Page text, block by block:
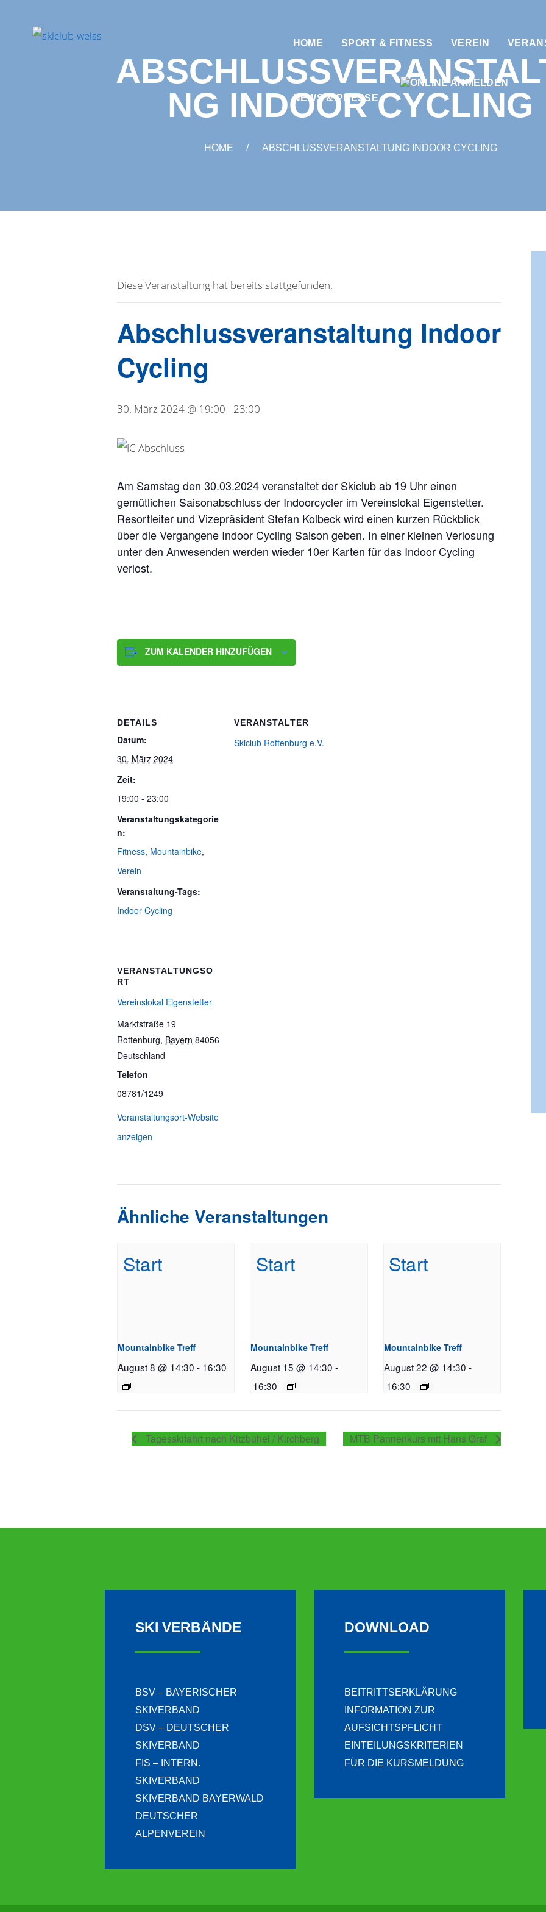
HOME SPORT & FITNESS VEREIN
NEWS & PRESSE
NG INDOOR CYCLING
HOME ABSCHLUSSVERANSTALTUNG INDOOR CYCLING
Diese Veranstaltung hat bereits stattgefunden.
Abschlussveranstaltung Indoor
Cycling
30. März 2024 @ 19:00 - 23:00
Am Samstag den 30.03.2024 veranstaltet der Skiclub ab 19 Uhr einen
gemütlichen Saisonabschluss der Indoorcycler im Vereinslokal Eigenstetter.
Resortleiter und Vizepräsident Stefan Kolbeck wird einen kurzen Rückblick
über die Vergangene Indoor Cycling Saison geben. In einer kleinen Verlosung
unter den Anwesenden werden wieder 10er Karten für das Indoor Cycling
verlost.
ZUM KALENDER HINZUFÜGEN
DETAILS
Datum:
30. März 2024
Zeit:
19:00 - 23:00
Veranstaltungskategorie
n:
Fitness, Mountainbike,
Verein
Veranstaltung-Tags:
Indoor Cycling
VERANSTALTER
Skiclub Rottenburg e.V.
VERANSTALTUNGSO
RT
Vereinslokal Eigenstetter
Marktstraße 19
Rottenburg, Bayern 84056
Deutschland
Telefon
08781/1249
Veranstaltungsort-Website
anzeigen
Ähnliche Veranstaltungen
Mountainbike Treff
August 8 @ 14:30 - 16:30
Mountainbike Treff
August 15 @ 14:30 -
16:30
Mountainbike Treff
August 22 @ 14:30 -
16:30
Tagesskifahrt nach Kitzbühel / Kirchberg MTB Pannenkurs mit Hans Graf
SKI VERBÄNDE
BSV – BAYERISCHER
SKIVERBAND
DSV – DEUTSCHER
SKIVERBAND
FIS – INTERN.
SKIVERBAND
SKIVERBAND BAYERWALD
DEUTSCHER
ALPENVEREIN
DOWNLOAD
BEITRITTSERKLÄRUNG
INFORMATION ZUR
AUFSICHTSPFLICHT
EINTEILUNGSKRITERIEN
FÜR DIE KURSMELDUNG